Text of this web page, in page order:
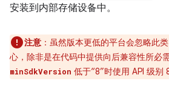
安装到内部存储设备中。
注意 ：虽然版本更低的平台会忽略此
心，除非是在代码中提供向后兼容性所必
minSdkVersion 低于“8”时使用 API 级别